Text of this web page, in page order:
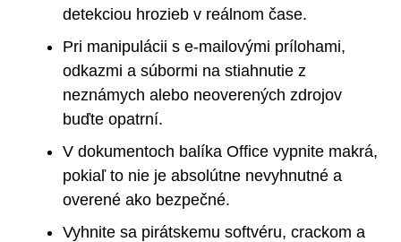
detekciou hrozieb v reálnom čase.
Pri manipulácii s e-mailovými prílohami,
odkazmi a súbormi na stiahnutie z
neznámych alebo neoverených zdrojov
buďte opatrní.
V dokumentoch balíka Office vypnite makrá,
pokiaľ to nie je absolútne nevyhnutné a
overené ako bezpečné.
Vyhnite sa pirátskemu softvéru, crackom a